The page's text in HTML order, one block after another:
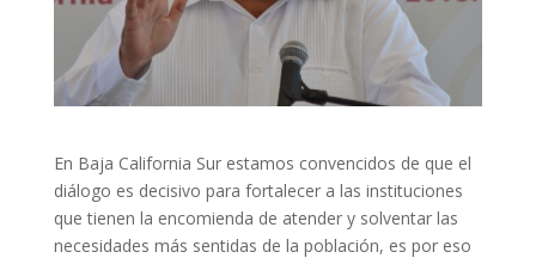
En Baja California Sur estamos convencidos de que el
diálogo es decisivo para fortalecer a las instituciones
que tienen la encomienda de atender y solventar las
necesidades más sentidas de la población, es por eso